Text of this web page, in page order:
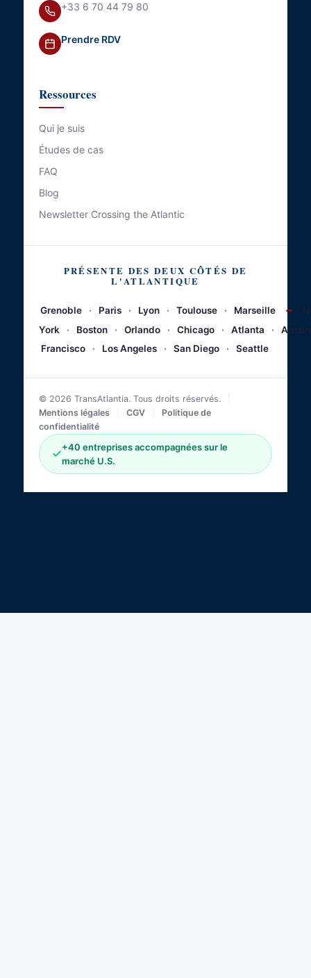
+33 6 70 44 79 80
Prendre RDV
Ressources
Qui je suis
Études de cas
FAQ
Blog
Newsletter Crossing the Atlantic
PRÉSENTE DES DEUX CÔTÉS DE
L'ATLANTIQUE
Grenoble · Paris · Lyon · Toulouse · Marseille ~
York
· Boston · Orlando · Chicago · Atlanta ·
Austin
Francisco
· Los Angeles · San Diego · Seattle
© 2026 TransAtlantia. Tous droits réservés.
Mentions légales
CGV
Politique de
confidentialité
+40 entreprises accompagnées sur le
marché U.S.